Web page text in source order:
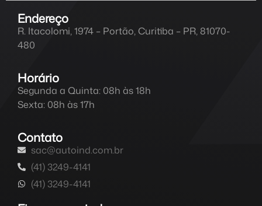
Endereço
R. Itacolomi, 1974 – Portão, Curitiba – PR, 81070-
480
Horário
Segunda a Quinta: 08h às 18h
Sexta: 08h às 17h
Contato
sac@autoind.com.br
(41) 3249-4141
(41) 3249-4141